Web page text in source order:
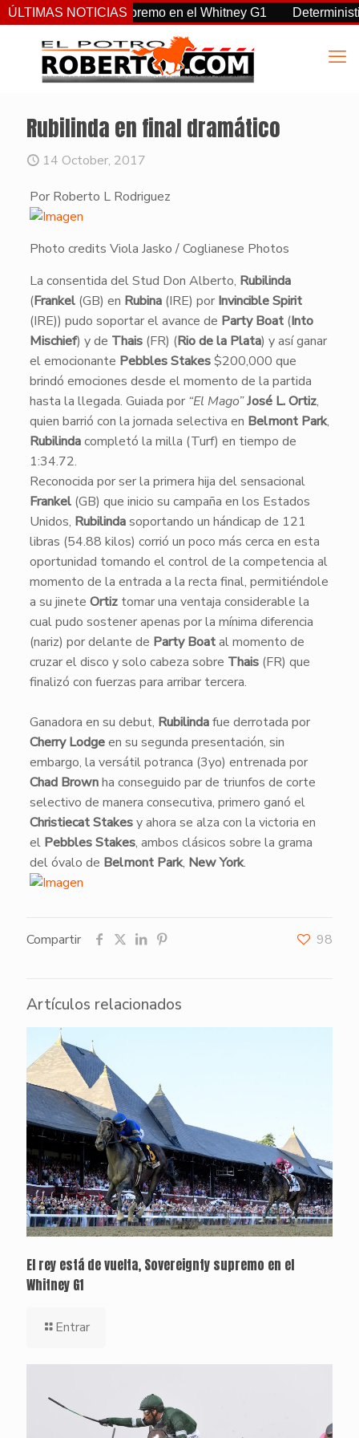
ÚLTIMAS NOTICIASsupremo en el Whitney G1 Deterministic:
Rubilinda en final dramático
14 October, 2017
Por Roberto L Rodriguez
Photo credits Viola Jasko / Coglianese Photos
​La consentida del Stud Don Alberto, Rubilinda
(Frankel(GB) en Rubina (IRE) por Invincible Spirit
(IRE)) pudo soportar el avance de Party Boat(Into
Mischief) y de Thais(FR) (Rio de la Plata) y así ganar
el emocionante Pebbles Stakes$200,000 que
brindó emociones desde el momento de la partida
hasta la llegada. Guiada por “El Mago”José L. Ortiz,
quien barrió con la jornada selectiva en Belmont Park,
Rubilindacompletó la milla (Turf) en tiempo de
1:34.72.
Reconocida por ser la primera hija del sensacional
Frankel(GB) que inicio su campaña en los Estados
Unidos, Rubilindasoportando un hándicap de 121
libras (54.88 kilos) corrió un poco más cerca en esta
oportunidad tomando el control de la competencia al
momento de la entrada a la recta final, permitiéndole
a su jinete Ortiz tomar una ventaja considerable la
cual pudo sostener apenas por la mínima diferencia
(nariz) por delante de Party Boatal momento de
cruzar el disco y solo cabeza sobre Thais (FR) que
finalizó con fuerzas para arribar tercera.
Ganadora en su debut, Rubilindafue derrotada por
Cherry Lodgeen su segunda presentación, sin
embargo, la versátil potranca (3yo) entrenada por
Chad Brownha conseguido par de triunfos de corte
selectivo de manera consecutiva, primero ganó el
Christiecat Stakesy ahora se alza con la victoria en
el Pebbles Stakes, ambos clásicos sobre la grama
del óvalo de Belmont Park, New York.
Compartir 98
Artículos relacionados
El rey está de vuelta, Sovereignty supremo en el
Whitney G1
Entrar